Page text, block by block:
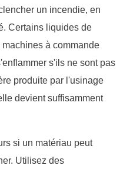
un incendie, en
Certains liquides de
à commande
s'ils ne sont pas
produite par l'usinage
devient suffisamment
si un matériau peut
Utilisez des